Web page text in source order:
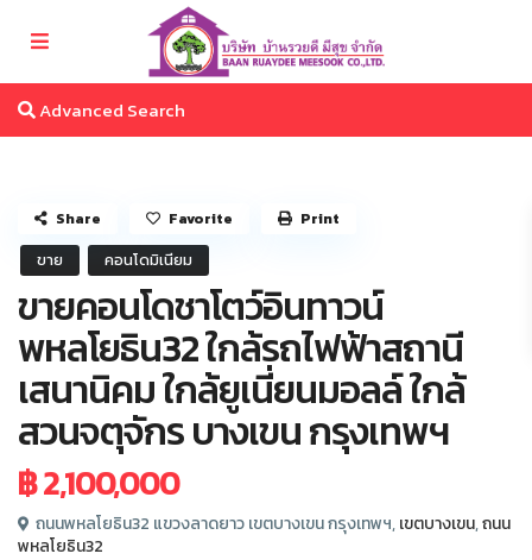
Advanced Search
ขาย คอนโดมิเนียม
ขายคอนโดชาโตว์อินทาวน์
พหลโยธิน32 ใกล้รถไฟฟ้าสถานี
เสนานิคม ใกล้ยูเนี่ยนมอลล์ ใกล้
สวนจตุจักร บางเขน กรุงเทพฯ
฿ 2,100,000
ถนนพหลโยธิน32 แขวงลาดยาว เขตบางเขน กรุงเทพฯ,เขตบางเขน,ถนน
พหลโยธิน32
Share Favorite Print